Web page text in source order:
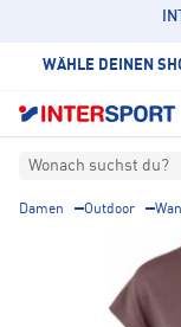
WÄHLE DEINEN
Wonach suchst du?
Damen Outdoor